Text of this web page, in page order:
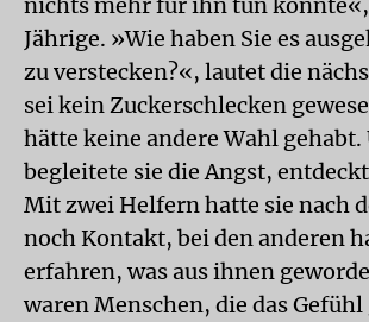
Jährige. »Wie haben Sie es
zu verstecken?«, lautet die
sei kein Zuckerschlecken
hätte keine andere Wahl
begleitete sie die Angst,
Mit zwei Helfern hatte sie nach
noch Kontakt, bei den anderen
erfahren, was aus ihnen
waren Menschen, die das